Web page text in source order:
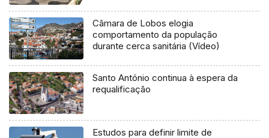
Câmara de Lobos elogia
comportamento da população
durante cerca sanitária (Vídeo)
Santo António continua à espera da
requalificação
Estudos para definir limite de